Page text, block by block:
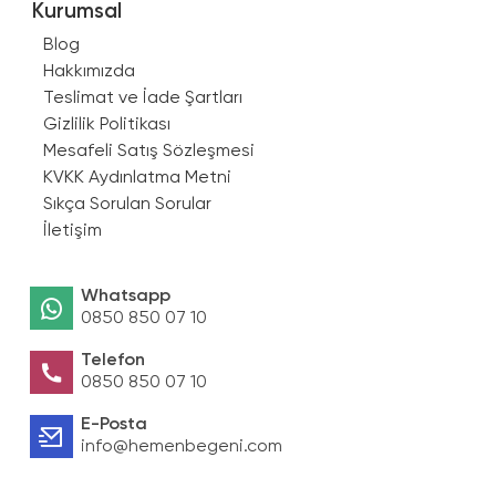
Kurumsal
Blog
Hakkımızda
Teslimat ve İade Şartları
Gizlilik Politikası
Mesafeli Satış Sözleşmesi
KVKK Aydınlatma Metni
Sıkça Sorulan Sorular
İletişim
Whatsapp
0850 850 07 10
Telefon
0850 850 07 10
E-Posta
info@hemenbegeni.com